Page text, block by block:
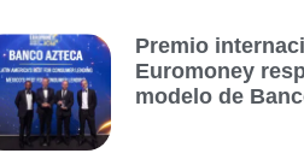
Premio
Euromoney
modelo de